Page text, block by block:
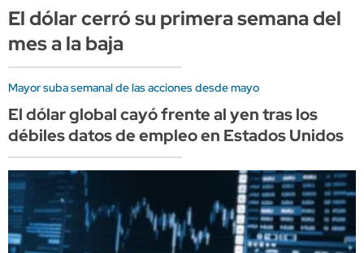
El dólar cerró su primera semana del
mes a la baja
Mayor suba semanal de las acciones desde mayo
El dólar global cayó frente al yen tras los
débiles datos de empleo en Estados Unidos